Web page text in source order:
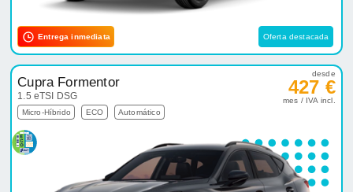
Entrega inmediata Oferta destacada
Cupra Formentor
1.5 eTSI DSG
Micro-Híbrido ECO Automático
desde
427 €
mes / IVA incl.